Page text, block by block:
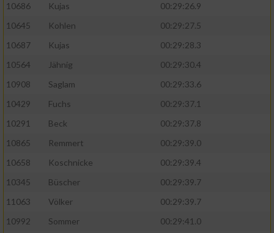
10686
Kujas
00:29:26.9
10645
Kohlen
00:29:27.5
10687
Kujas
00:29:28.3
10564
Jähnig
00:29:30.4
10908
Saglam
00:29:33.6
10429
Fuchs
00:29:37.1
10291
Beck
00:29:37.8
10865
Remmert
00:29:39.0
10658
Koschnicke
00:29:39.4
10345
Büscher
00:29:39.7
11063
Völker
00:29:39.7
10992
Sommer
00:29:41.0